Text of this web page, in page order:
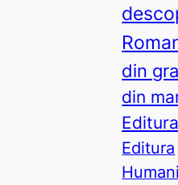
din
din
Editura